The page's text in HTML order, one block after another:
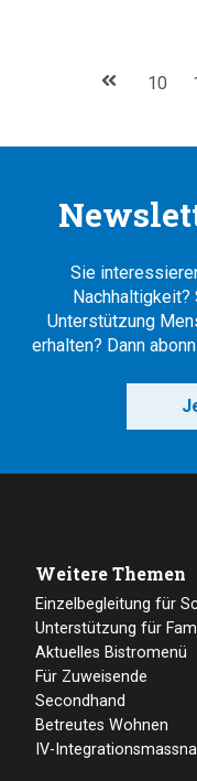
10
Sie
Unterstützung
erhalten? Dann
Weitere Themen
Einzelbegleitung für
Unterstützung für
Aktuelles Bistromenü
Für Zuweisende
Secondhand
Betreutes Wohnen
IV-